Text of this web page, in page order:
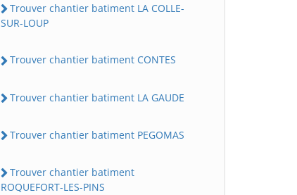
Trouver chantier batiment LA COLLE-
SUR-LOUP
Trouver chantier batiment CONTES
Trouver chantier batiment LA GAUDE
Trouver chantier batiment PEGOMAS
Trouver chantier batiment
ROQUEFORT-LES-PINS